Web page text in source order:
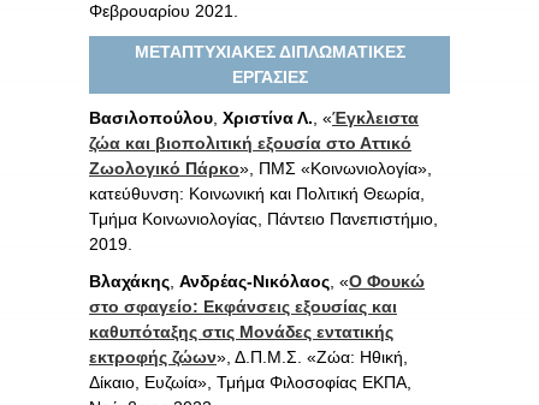
Φεβρουαρίου 2021.
ΜΕΤΑΠΤΥΧΙΑΚΕΣ ΔΙΠΛΩΜΑΤΙΚΕΣ
ΕΡΓΑΣΙΕΣ
Βασιλοπούλου, Χριστίνα Λ., «Έγκλειστα
ζώα και βιοπολιτική εξουσία στο Αττικό
Ζωολογικό Πάρκο», ΠΜΣ «Κοινωνιολογία»,
κατεύθυνση: Κοινωνική και Πολιτική Θεωρία,
Τμήμα Κοινωνιολογίας, Πάντειο Πανεπιστήμιο,
2019.
Βλαχάκης, Ανδρέας-Νικόλαος, «Ο Φουκώ
στο σφαγείο: Εκφάνσεις εξουσίας και
καθυπόταξης στις Μονάδες εντατικής
εκτροφής ζώων», Δ.Π.Μ.Σ. «Ζώα: Ηθική,
Δίκαιο, Ευζωία», Τμήμα Φιλοσοφίας ΕΚΠΑ,